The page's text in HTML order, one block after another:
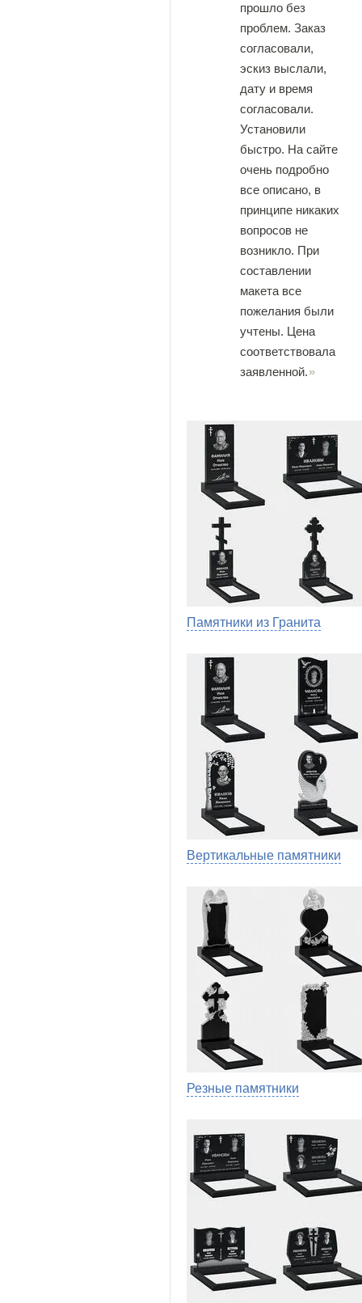
прошло без
проблем. Заказ
согласовали,
эскиз выслали,
дату и время
согласовали.
Установили
быстро. На сайте
очень подробно
все описано, в
принципе никаких
вопросов не
возникло. При
составлении
макета все
пожелания были
учтены. Цена
соответствовала
заявленной.
Памятники из Гранита
Вертикальные памятники
Резные памятники